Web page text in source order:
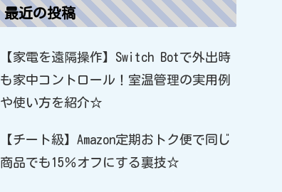
最近の投稿
【家電を遠隔操作】Switch Botで外出時
も家中コントロール！室温管理の実用例
や使い方を紹介☆
【チート級】Amazon定期おトク便で同じ
商品でも15％オフにする裏技☆